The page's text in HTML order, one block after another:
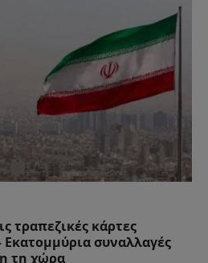
τραπεζικές κάρτες
συναλλαγές
τη χώρα